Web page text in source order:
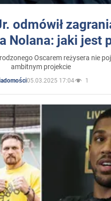
odmówił
Nolana: jaki jest
Oscarem reżysera nie
ambitnym projekcie
05.03.2025 17:04 1